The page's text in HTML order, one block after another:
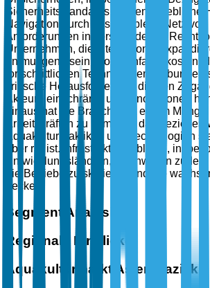
Sicherheitsstandards, stellen erhebliche
Navigation durch das komplexe Netz
Anforderungen in verschiedenen
Unternehmen, die international
entmutigend sein. Hohe Anfangskosten,
fortschrittlichen Technologien verbunden
kritische Herausforderung, die den
Akteure einschränkt und Innovationen
hinaus hat die Branche mit einem
Arbeitskräften zu kämpfen, da spezielles
Aquakulturpraktiken und -technologien
aber rar ist. Infrastrukturprobleme,
Entwicklungsländern, erschweren zudem
die Betriebe zu skalieren und die
decken.
Segment Analysis
Regionale Einblicke
Aquakulturmarkt Asien-Pazifik